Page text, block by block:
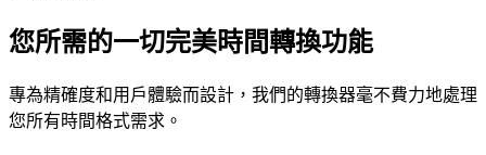
您所需的一切完美時間轉換功能
專為精確度和用戶體驗而設計，我們的轉換器毫不費力地處理
您所有時間格式需求。